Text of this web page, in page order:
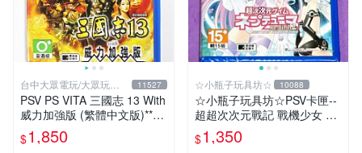
台中大眾電玩/大眾玩具
店
11527
PSV PS VITA 三國志 13 With
威力加強版 (繁體中文版)**
(二手商品)【台中大眾電玩】
$1,850
☆小瓶子玩具坊☆ 10088
☆小瓶子玩具坊☆PSV卡匣--
超超次次元戰記 戰機少女 R
e;Birth2 SISTERS GENERAT
ION
$1,350